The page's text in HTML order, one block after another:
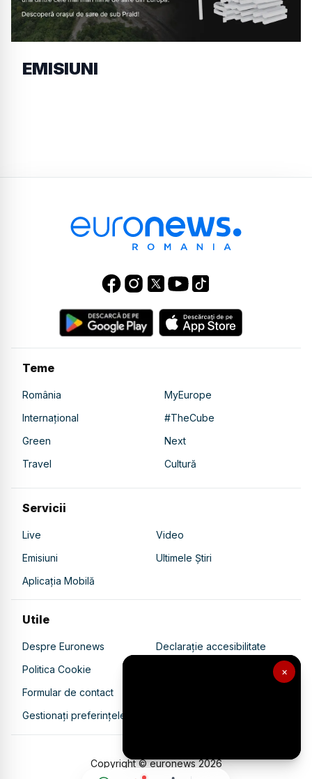
×
EMISIUNI
Teme
România
MyEurope
Internațional
#TheCube
Green
Next
Travel
Cultură
Servicii
Live
Video
Emisiuni
Ultimele Știri
Aplicația Mobilă
Utile
Despre Euronews
Declarație accesibilitate
Politica Cookie
Politica de confidențialitate
Formular de contact
Gestionați preferințele
Copyright © euronews2026